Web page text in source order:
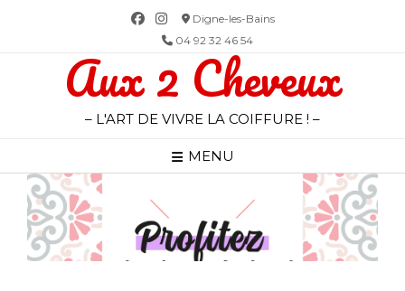
Digne-les-Bains
04 92 32 46 54
Aux 2 Cheveux
– L'ART DE VIVRE LA COIFFURE ! –
MENU